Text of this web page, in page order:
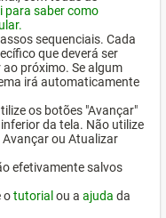
para saber como
sequenciais. Cada
que deverá ser
próximo. Se algum
irá automaticamente
os botões "Avançar"
da tela. Não utilize
ou Atualizar
efetivamente salvos
otutorial ou a ajuda da